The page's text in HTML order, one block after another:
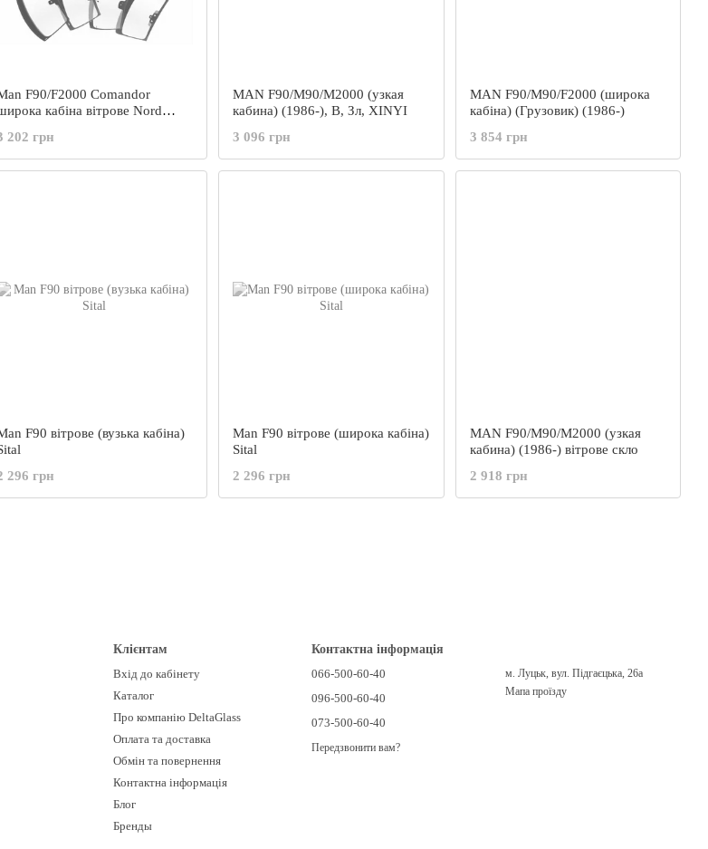
F90/F2000 Comandor
кабіна вітрове Nord
202 грн
MAN F90/M90/M2000 (узкая
кабина) (1986-), В, Зл, XINYI
3 096 грн
MAN F90/M90/F2000 (широка
кабіна) (Грузовик) (1986-)
3 854 грн
F90 вітрове (вузька кабіна)
296 грн
Man F90 вітрове (широка кабіна)
Sital
2 296 грн
MAN F90/M90/M2000 (узкая
кабина) (1986-) вітрове скло
2 918 грн
Клієнтам
Вхід до кабінету
Каталог
Про компанію DeltaGlass
Оплата та доставка
Обмін та повернення
Контактна інформація
Блог
Бренды
Контактна інформація
066-500-60-40
096-500-60-40
073-500-60-40
Передзвонити вам?
м. Луцьк, вул. Підгаєцька, 26а
Мапа проїзду